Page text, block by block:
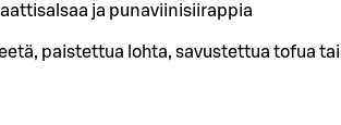
ja punaviinisiirappia
paistettua lohta, savustettua tofua